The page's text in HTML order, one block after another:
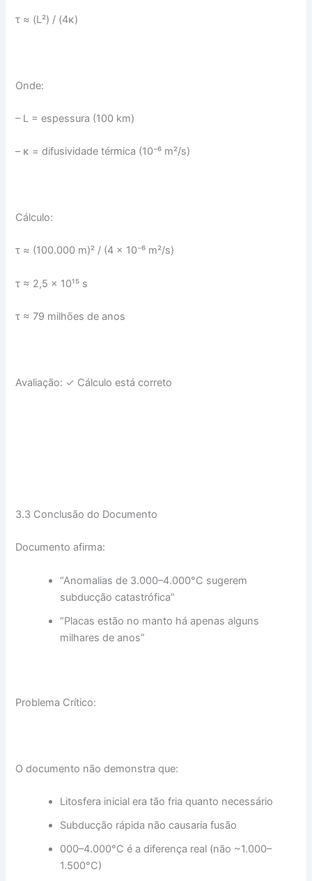
τ ≈ (L²) / (4κ)
Onde:
– L = espessura (100 km)
– κ = difusividade térmica (10⁻⁶ m²/s)
Cálculo:
τ ≈ (100.000 m)² / (4 × 10⁻⁶ m²/s)
τ ≈ 2,5 × 10¹⁵ s
τ ≈ 79 milhões de anos
Avaliação: ✓ Cálculo está correto
3.3 Conclusão do Documento
Documento afirma:
“Anomalias de 3.000–4.000°C sugerem
subducção catastrófica”
“Placas estão no manto há apenas alguns
milhares de anos”
Problema Crítico:
O documento não demonstra que:
Litosfera inicial era tão fria quanto necessário
Subducção rápida não causaria fusão
000–4.000°C é a diferença real (não ~1.000–
1.500°C)